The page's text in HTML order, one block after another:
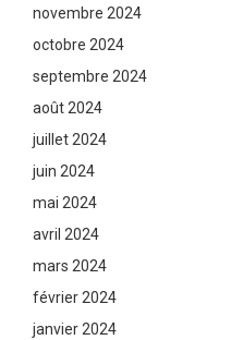
novembre 2024
octobre 2024
septembre 2024
août 2024
juillet 2024
juin 2024
mai 2024
avril 2024
mars 2024
février 2024
janvier 2024